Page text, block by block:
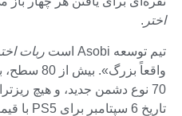
اختر .
تیم توسعه Asobi است ربات
70 نوع دشمن جدید، و هیچ